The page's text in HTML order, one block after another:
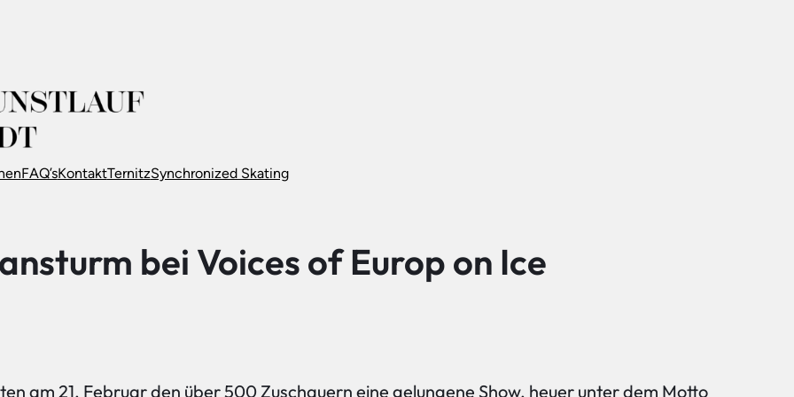
FAQ’sKontaktTernitzSynchronized Skating
bei Voices of Europ on Ice
am 21. Februar den über 500 Zuschauern eine gelungene Show, heuer unter dem Motto